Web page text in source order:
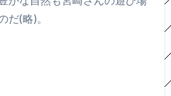
だ(略)。